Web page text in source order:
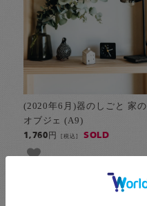
(2020年6月)器のしごと 家の
オブジェ (A9)
1,760円[税込] SOLD